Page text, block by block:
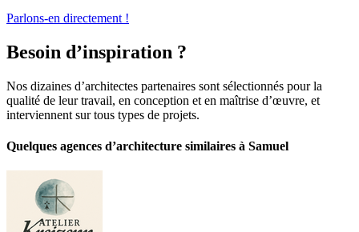
Parlons-en directement !
Besoin d’inspiration ?
Nos dizaines d’architectes partenaires sont sélectionnés pour la
qualité de leur travail, en conception et en maîtrise d’œuvre, et
interviennent sur tous types de projets.
Quelques agences d’architecture similaires à Samuel